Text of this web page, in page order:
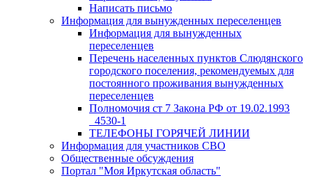
Написать письмо
Информация для вынужденных переселенцев
Информация для вынужденных
переселенцев
Перечень населенных пунктов Слюдянского
городского поселения, рекомендуемых для
постоянного проживания вынужденных
переселенцев
Полномочия ст 7 Закона РФ от 19.02.1993
_4530-1
ТЕЛЕФОНЫ ГОРЯЧЕЙ ЛИНИИ
Информация для участников СВО
Общественные обсуждения
Портал "Моя Иркутская область"